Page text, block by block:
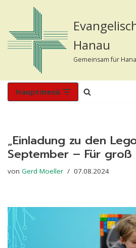
Inhalt
springen
Hanau
Gemeinsam für
Hauptmenü
„Einladung zu den
September – Für groß
von Gerd Moeller 07.08.2024